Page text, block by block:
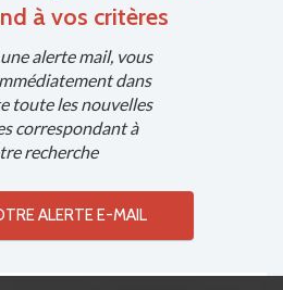
à vos critères
alerte mail, vous
dans
toute les nouvelles
correspondant à
recherche
ALERTE E-MAIL